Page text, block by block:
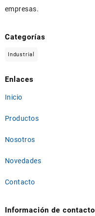
empresas.
Categorías
Industrial
Enlaces
Inicio
Productos
Nosotros
Novedades
Contacto
Información de contacto